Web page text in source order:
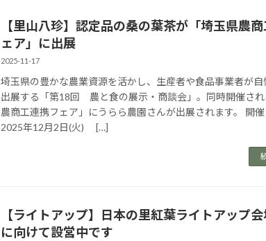
【里山八珍】認定品の桑の葉茶が「埼玉県農
ェア」に出展
2025-11-17
埼玉県の豊かな農業資源を活かし、生産者や食品事業者が自
出展する「第18回 農と食の展示・商談会」。同時開催さ
農商工連携フェア」にうらら農園さんが出展されます。 開催
2025年12月2日(火) […]
【ライトアップ】日本の里紅葉ライトアップ
に向けて設営中です